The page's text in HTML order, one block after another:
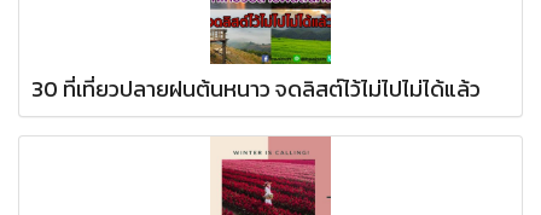
30 ที่เที่ยวปลายฝนต้นหนาว จดลิสต์ไว้ไม่ไปไม่ได้แล้ว